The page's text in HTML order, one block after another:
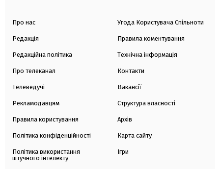
Про нас
Редакція
Редакційна політика
Про телеканал
Телеведучі
Рекламодавцям
Правила користування
Політика конфіденційності
Політика використання
штучного інтелекту
Угода Користувача Спільноти
Правила коментування
Технічна інформація
Контакти
Вакансії
Структура власності
Архів
Карта сайту
Ігри